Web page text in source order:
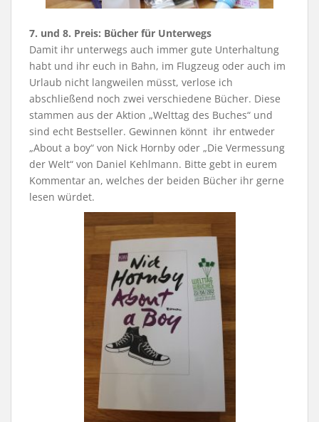
7. und 8. Preis: Bücher für Unterwegs
Damit ihr unterwegs auch immer gute Unterhaltung
habt und ihr euch in Bahn, im Flugzeug oder auch im
Urlaub nicht langweilen müsst, verlose ich
abschließend noch zwei verschiedene Bücher. Diese
stammen aus der Aktion „Welttag des Buches“ und
sind echt Bestseller. Gewinnen könnt ihr entweder
„About a boy“ von Nick Hornby oder „Die Vermessung
der Welt“ von Daniel Kehlmann. Bitte gebt in eurem
Kommentar an, welches der beiden Bücher ihr gerne
lesen würdet.